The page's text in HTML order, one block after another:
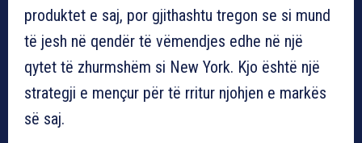
produktet e saj, por gjithashtu tregon se si mund
të jesh në qendër të vëmendjes edhe në një
qytet të zhurmshëm si New York. Kjo është një
strategji e mençur për të rritur njohjen e markës
së saj.